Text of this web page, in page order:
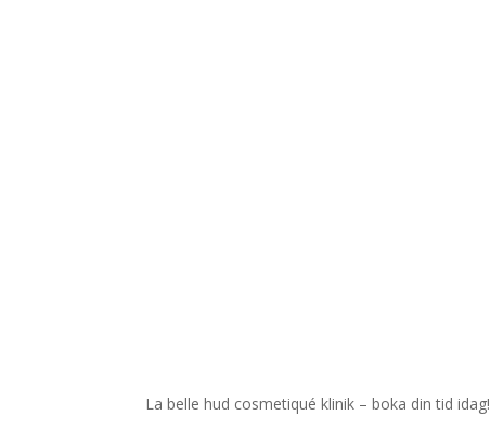
La belle hud cosmetiqué klinik – boka din tid idag!